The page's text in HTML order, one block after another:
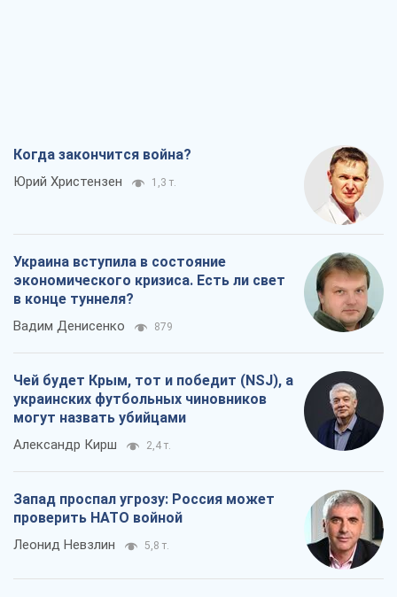
Когда закончится война?
Юрий Христензен 1,3 т.
Украина вступила в состояние
экономического кризиса. Есть ли свет
в конце туннеля?
Вадим Денисенко 879
Чей будет Крым, тот и победит (NSJ), а
украинских футбольных чиновников
могут назвать убийцами
Александр Кирш 2,4 т.
Запад проспал угрозу: Россия может
проверить НАТО войной
Леонид Невзлин 5,8 т.